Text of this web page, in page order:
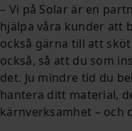
– Vi på Solar är en
hjälpa våra kunder att
också gärna till att
också, så att du som
det. Ju mindre tid du
hantera ditt material,
kärnverksamhet – och